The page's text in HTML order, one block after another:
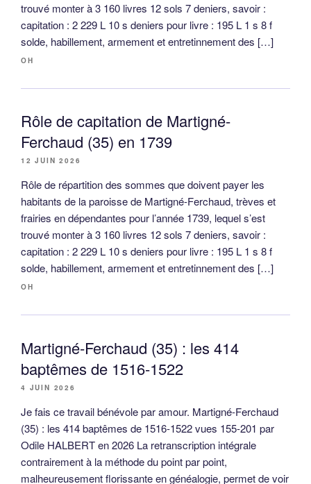
trouvé monter à 3 160 livres 12 sols 7 deniers, savoir :
capitation : 2 229 L 10 s deniers pour livre : 195 L 1 s 8 f
solde, habillement, armement et entretinnement des […]
OH
Rôle de capitation de Martigné-
Ferchaud (35) en 1739
12 JUIN 2026
Rôle de répartition des sommes que doivent payer les
habitants de la paroisse de Martigné-Ferchaud, trèves et
frairies en dépendantes pour l’année 1739, lequel s’est
trouvé monter à 3 160 livres 12 sols 7 deniers, savoir :
capitation : 2 229 L 10 s deniers pour livre : 195 L 1 s 8 f
solde, habillement, armement et entretinnement des […]
OH
Martigné-Ferchaud (35) : les 414
baptêmes de 1516-1522
4 JUIN 2026
Je fais ce travail bénévole par amour. Martigné-Ferchaud
(35) : les 414 baptêmes de 1516-1522 vues 155-201 par
Odile HALBERT en 2026 La retranscription intégrale
contrairement à la méthode du point par point,
malheureusement florissante en généalogie, permet de voir